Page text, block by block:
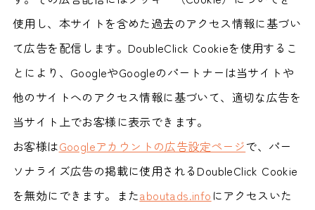
使用し、本サイトを含めた過去のアクセス情報に基づい
て広告を配信します。DoubleClick Cookieを使用するこ
とにより、GoogleやGoogleのパートナーは当サイトや
他のサイトへのアクセス情報に基づいて、適切な広告を
当サイト上でお客様に表示できます。
お客様はGoogleアカウントの広告設定ページで、パー
ソナライズ広告の掲載に使用されるDoubleClick Cookie
を無効にできます。またaboutads.info にアクセスいた